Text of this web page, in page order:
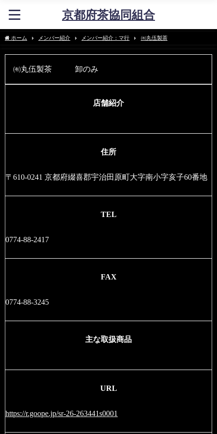
京都府茶協同組合
ホーム メンバー紹介 メンバー紹介：マ行 ㈲丸伍製茶
㈲丸伍製茶 卸のみ
店舗紹介
住所
〒610-0241 京都府綴喜郡宇治田原町大字南小字亥子60番地
TEL
0774-88-2417
FAX
0774-88-3245
主な取扱商品
URL
https://r.goope.jp/sr-26-263441s0001